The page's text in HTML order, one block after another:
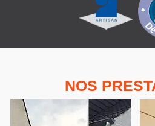
NOS